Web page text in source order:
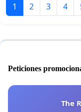
1 2 3 4
Peticiones
The